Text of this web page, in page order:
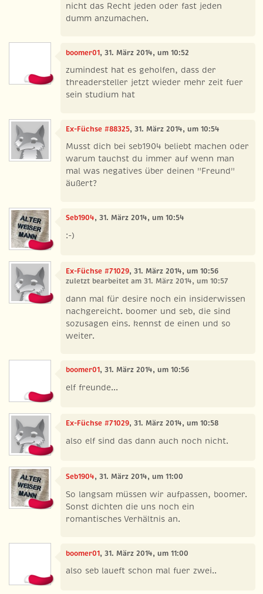
nicht das Recht jeden oder fast jeden
dumm anzumachen.
boomer01, 31. März 2014, um 10:52
zumindest hat es geholfen, dass der
threadersteller jetzt wieder mehr zeit fuer
sein studium hat
Ex-Füchse #88325, 31. März 2014, um 10:54
Musst dich bei seb1904 beliebt machen oder
warum tauchst du immer auf wenn man
mal was negatives über deinen "Freund"
äußert?
Seb1904, 31. März 2014, um 10:54
:-)
Ex-Füchse #71029, 31. März 2014, um 10:56
zuletzt bearbeitet am 31. März 2014, um 10:57
dann mal für desire noch ein insiderwissen
nachgereicht. boomer und seb, die sind
sozusagen eins. kennst de einen und so
weiter.
boomer01, 31. März 2014, um 10:56
elf freunde...
Ex-Füchse #71029, 31. März 2014, um 10:58
also elf sind das dann auch noch nicht.
Seb1904, 31. März 2014, um 11:00
So langsam müssen wir aufpassen, boomer.
Sonst dichten die uns noch ein
romantisches Verhältnis an.
boomer01, 31. März 2014, um 11:00
also seb laueft schon mal fuer zwei..